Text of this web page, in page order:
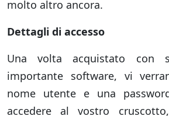
molto altro ancora.
Dettagli di accesso
Una volta acquistato con
importante software, vi
nome utente e una
accedere al vostro